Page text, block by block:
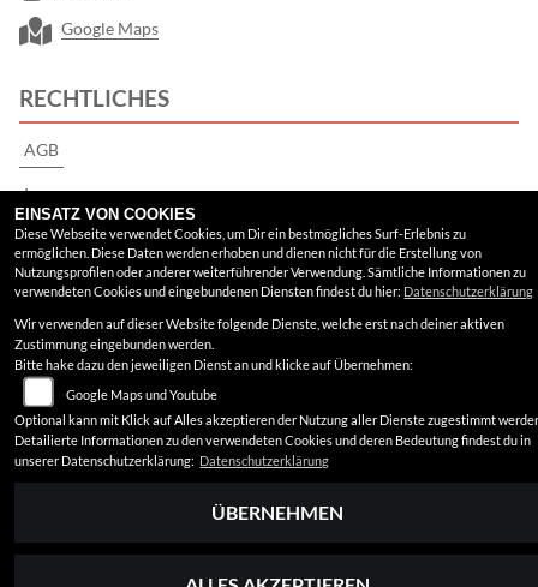
Google Maps
RECHTLICHES
AGB
Impressum
Datenschutz
Disclaimer
Barrierefreiheit
EINSATZ VON COOKIES
Diese Webseite verwendet Cookies, um Dir ein bestmögliches Surf-Erlebnis zu
ermöglichen. Diese Daten werden erhoben und dienen nicht für die Erstellung von
Nutzungsprofilen oder anderer weiterführender Verwendung. Sämtliche Informationen zu
verwendeten Cookies und eingebundenen Diensten findest du hier: Datenschutzerklärung
Wir verwenden auf dieser Website folgende Dienste, welche erst nach deiner aktiven
Zustimmung eingebunden werden.
Bitte hake dazu den jeweiligen Dienst an und klicke auf Übernehmen:
Google Maps und Youtube
Optional kann mit Klick auf Alles akzeptieren der Nutzung aller Dienste zugestimmt
Detailierte Informationen zu den verwendeten Cookies und deren Bedeutung findest du in
unserer Datenschutzerklärung: Datenschutzerklärung
ÜBERNEHMEN